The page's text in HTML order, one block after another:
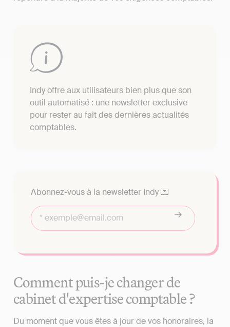
Indy offre aux utilisateurs bien plus que son
outil automatisé : une newsletter exclusive
pour rester au fait des dernières actualités
comptables.
Abonnez-vous à la newsletter Indy 💌
Comment puis-je changer de
cabinet d'expertise comptable ?
Du moment que vous êtes à jour de vos honoraires, la